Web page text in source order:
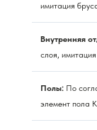
имитация
Внутренняя
слоя,
Полы: По
элемент пола